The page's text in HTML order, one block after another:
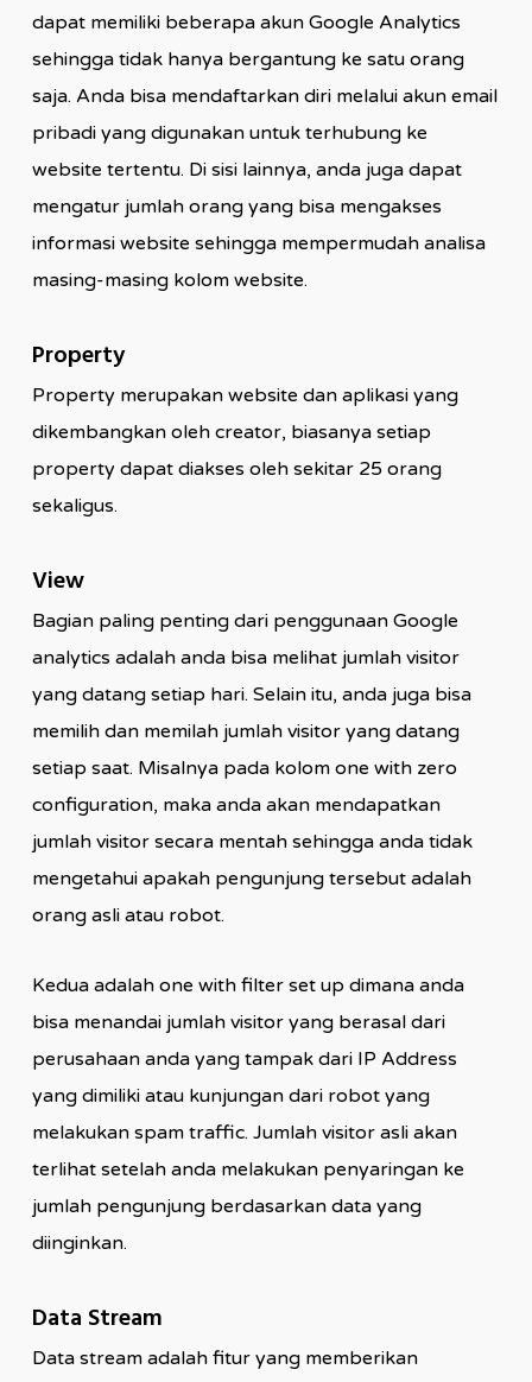
dapat memiliki beberapa akun Google Analytics
sehingga tidak hanya bergantung ke satu orang
saja. Anda bisa mendaftarkan diri melalui akun email
pribadi yang digunakan untuk terhubung ke
website tertentu. Di sisi lainnya, anda juga dapat
mengatur jumlah orang yang bisa mengakses
informasi website sehingga mempermudah analisa
masing-masing kolom website.
Property
Property merupakan website dan aplikasi yang
dikembangkan oleh creator, biasanya setiap
property dapat diakses oleh sekitar 25 orang
sekaligus.
View
Bagian paling penting dari penggunaan Google
analytics adalah anda bisa melihat jumlah visitor
yang datang setiap hari. Selain itu, anda juga bisa
memilih dan memilah jumlah visitor yang datang
setiap saat. Misalnya pada kolom one with zero
configuration, maka anda akan mendapatkan
jumlah visitor secara mentah sehingga anda tidak
mengetahui apakah pengunjung tersebut adalah
orang asli atau robot.
Kedua adalah one with filter set up dimana anda
bisa menandai jumlah visitor yang berasal dari
perusahaan anda yang tampak dari IP Address
yang dimiliki atau kunjungan dari robot yang
melakukan spam traffic. Jumlah visitor asli akan
terlihat setelah anda melakukan penyaringan ke
jumlah pengunjung berdasarkan data yang
diinginkan.
Data Stream
Data stream adalah fitur yang memberikan